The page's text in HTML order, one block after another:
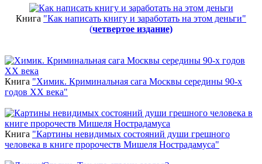
Книга "Как написать книгу и заработать на этом деньги"
(четвертое издание)
Книга "Химик. Криминальная сага Москвы середины 90-х
годов ХХ века"
Книга "Картины невидимых состояний души грешного
человека в книге пророчеств Мишеля Нострадамуса"